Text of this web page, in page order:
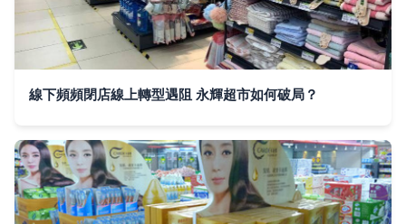
線下頻頻閉店線上轉型遇阻 永輝超市如何破局？